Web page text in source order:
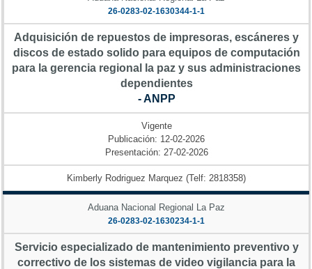
26-0283-02-1630344-1-1
Adquisición de repuestos de impresoras, escáneres y
discos de estado solido para equipos de computación
para la gerencia regional la paz y sus administraciones
dependientes
- ANPP
Vigente
Publicación: 12-02-2026
Presentación: 27-02-2026
Kimberly Rodriguez Marquez (Telf: 2818358)
Aduana Nacional Regional La Paz
26-0283-02-1630234-1-1
Servicio especializado de mantenimiento preventivo y
correctivo de los sistemas de video vigilancia para la